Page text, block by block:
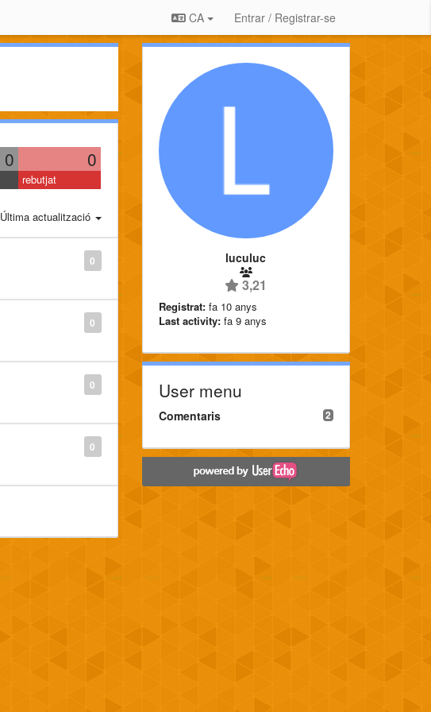
CA Entrar / Registrar-se
0 0
rebutjat
Última actualització
0
0
0
0
luculuc
3,21
Registrat: fa 10 anys
Last activity: fa 9 anys
User menu
2
Comentaris